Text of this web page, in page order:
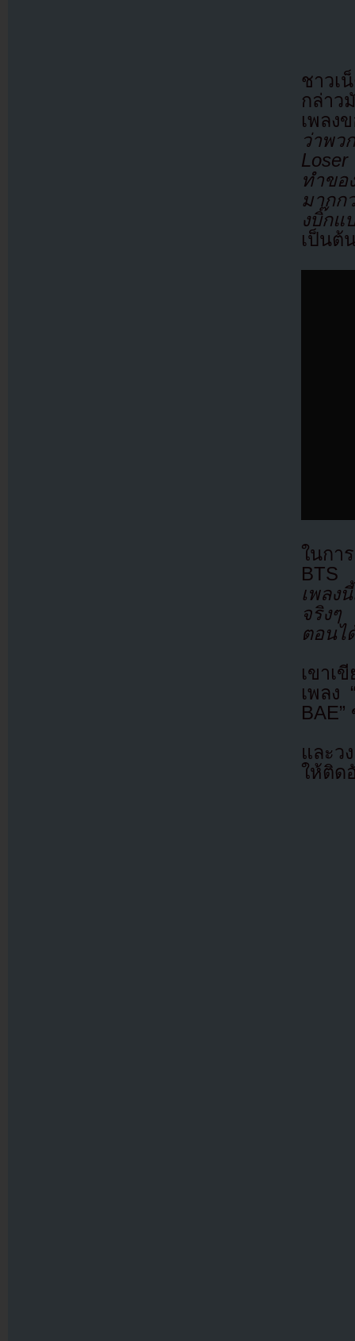
ชาวเ
กล่าว
เพลง
ว่าพว
Loser
ทำขอ
มากก
งบิ๊กแ
เป็นต้
ในกา
BTS
เพลง
จริงๆ
ตอนไ
เขาเ
เพลง
BAE”
และว
ให้ติด